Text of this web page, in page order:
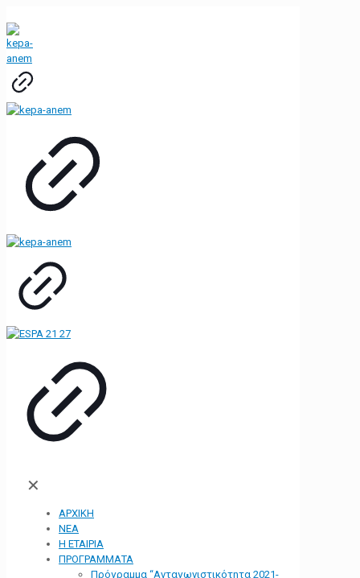
✕
ΑΡΧΙΚΗ
ΝΕΑ
Η ΕΤΑΙΡΙΑ
ΠΡΟΓΡΑΜΜΑΤΑ
Πρόγραμμα “Ανταγωνιστικότητα 2021-